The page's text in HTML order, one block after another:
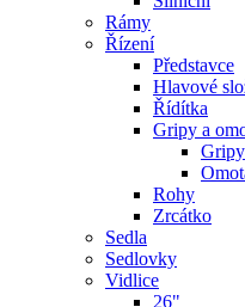
Rámy
Řízení
Představce
Hlavové
Řídítka
Gripy a
Gripy
Rohy
Zrcátko
Sedla
Sedlovky
Vidlice
26"